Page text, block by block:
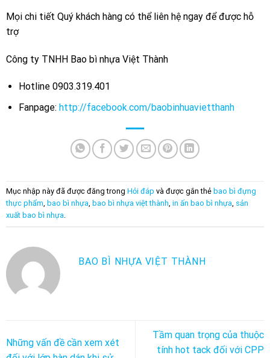
Mọi chi tiết Quý khách hàng có thể liên hệ ngay để được hỗ
trợ
Công ty TNHH Bao bì nhựa Việt Thành
Hotline 0903.319.401
Fanpage: http://facebook.com/baobinhuavietthanh
Mục nhập này đã được đăng trong Hỏi đáp và được gắn thẻ bao bì đựng
thực phẩm, bao bì nhựa, bao bì nhựa việt thành, in ấn bao bì nhựa, sản
xuất bao bì nhựa.
BAO BÌ NHỰA VIỆT THÀNH
Những vấn đề cần xem xét
Tầm quan trọng của thuộc
tính hot tack đối với CPP